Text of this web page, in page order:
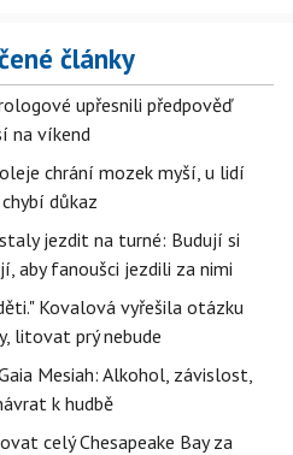
články
upřesnili předpověď
na víkend
chrání mozek myší, u lidí
důkaz
jezdit na turné: Budují si
aby fanoušci jezdili za nimi
Kovalová vyřešila otázku
litovat prý nebude
Mesiah: Alkohol, závislost,
k hudbě
celý Chesapeake Bay za